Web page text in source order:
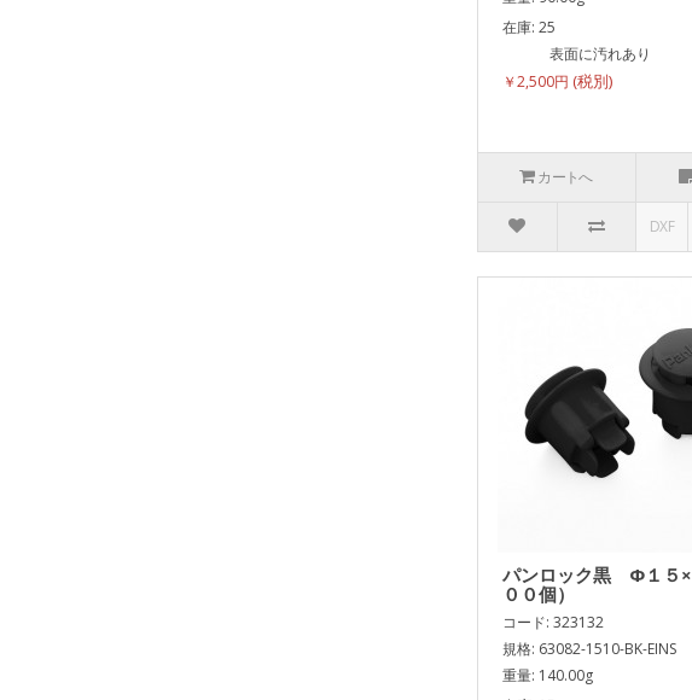
在庫: 25
表面に汚れあり
￥2,500円
カートへ
DXF
パンロック黒 Φ１５×
００個）
コード: 323132
規格: 63082-1510-BK-EINS
重量: 140.00g